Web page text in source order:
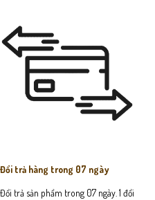
Đổi trả hàng trong 07 ngày
Đổi trả sản phẩm trong 07 ngày. 1 đổi